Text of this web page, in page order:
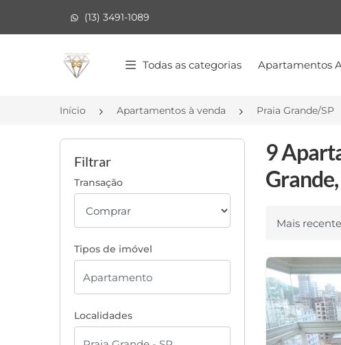
(13) 3491-1089
Página inicial
Todas as categorias Apartamentos
Início Apartamentos à venda Praia Grande/SP
Filtrar
Transação
Tipos de imóvel
Localidades
9
Grande,
Ordenar por